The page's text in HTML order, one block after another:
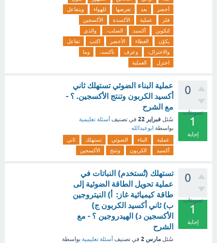
أخضر
بعد تعرضها للهواء
ويتفاعل
فلز
عملية الأكسدة
الأكسجين
لتكوين
أكسيد الصلب،
والذي
يكوّن
الغطاء الأخضر اكتب
تفاعل
والاختزال،
وعرف تأكسد،
وما
اختزل
العملية
0
تصويتات
1
إجابة
عملية البناء الضوئي تستهلك ثاني
أكسيد الكربون وتنتج الأكسجين. ؟ -
مع الشرح
سُئل فبراير 22 في تصنيف أسئلة تعليمية
بواسطة ابوعبدالله
عملية البناء الضوئي تستهلك
ثاني
أكسيد
الكربون وتنتج الأكسجين
0
تصويتات
1
إجابة
تستهلك (تُستخدم) النباتات في
عملية تحويل الطاقة الضوئية إلى
طاقة كيميائية غاز: أ) النيتروجين
ب) ثاني أكسيد الكربون ج)
الأكسجين د) الهيدروجين ؟ - مع
الشرح
سُئل مارس 2 في تصنيف أسئلة تعليمية بواسطة